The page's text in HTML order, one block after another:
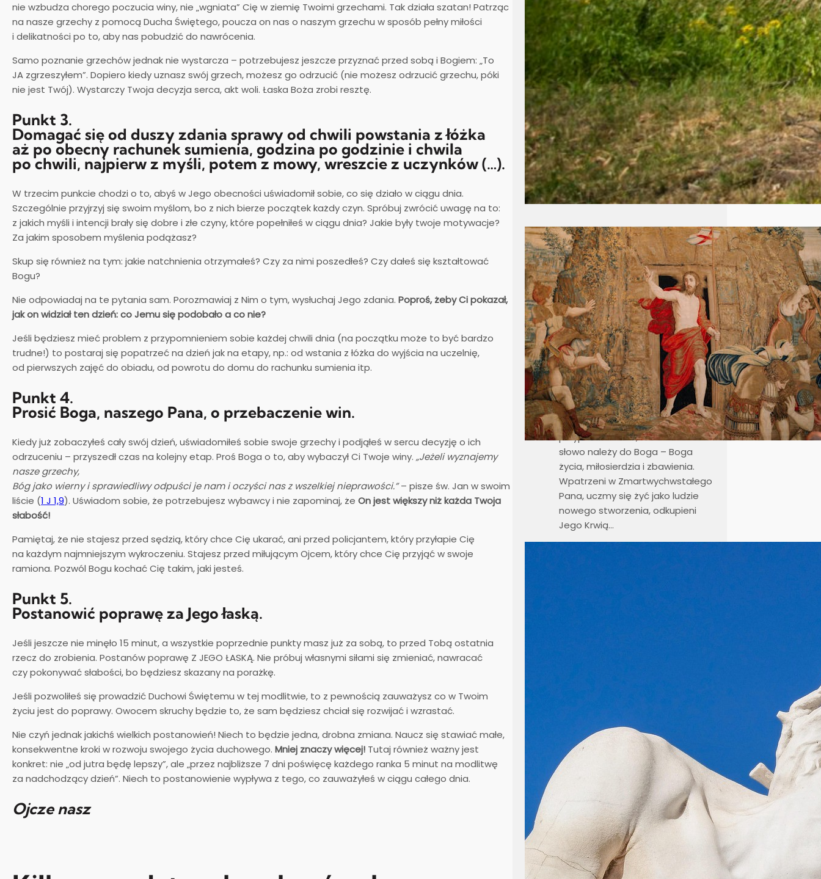
nie wzbudza chorego poczucia winy, nie „wgniata” Cię w ziemię Twoimi grzechami. Tak działa szatan! Patrząc
na nasze grzechy z pomocą Ducha Świętego, poucza on nas o naszym grzechu w sposób pełny miłości
i delikatności po to, aby nas pobudzić do nawrócenia.
Samo poznanie grzechów jednak nie wystarcza – potrzebujesz jeszcze przyznać przed sobą i Bogiem: „To
JA zgrzeszyłem”. Dopiero kiedy uznasz swój grzech, możesz go odrzucić (nie możesz odrzucić grzechu, póki
nie jest Twój). Wystarczy Twoja decyzja serca, akt woli. Łaska Boża zrobi resztę.
Punkt 3.
Domagać się od duszy zdania sprawy od chwili powstania z łóżka
aż po obecny rachunek sumienia, godzina po godzinie i chwila
po chwili, najpierw z myśli, potem z mowy, wreszcie z uczynków (…).
W trzecim punkcie chodzi o to, abyś w Jego obecności uświadomił sobie, co się działo w ciągu dnia.
Szczególnie przyjrzyj się swoim myślom, bo z nich bierze początek każdy czyn. Spróbuj zwrócić uwagę na to:
z jakich myśli i intencji brały się dobre i złe czyny, które popełniłeś w ciągu dnia? Jakie były twoje motywacje?
Za jakim sposobem myślenia podążasz?
Skup się również na tym: jakie natchnienia otrzymałeś? Czy za nimi poszedłeś? Czy dałeś się kształtować
Bogu?
Nie odpowiadaj na te pytania sam. Porozmawiaj z Nim o tym, wysłuchaj Jego zdania. Poproś, żeby Ci pokazał,
jak on widział ten dzień: co Jemu się podobało a co nie?
Jeśli będziesz mieć problem z przypomnieniem sobie każdej chwili dnia (na początku może to być bardzo
trudne!) to postaraj się popatrzeć na dzień jak na etapy, np.: od wstania z łóżka do wyjścia na uczelnię,
od pierwszych zajęć do obiadu, od powrotu do domu do rachunku sumienia itp.
Punkt 4.
Prosić Boga, naszego Pana, o przebaczenie win.
Kiedy już zobaczyłeś cały swój dzień, uświadomiłeś sobie swoje grzechy i podjąłeś w sercu decyzję o ich
odrzuceniu – przyszedł czas na kolejny etap. Proś Boga o to, aby wybaczył Ci Twoje winy. „Jeżeli wyznajemy
nasze grzechy,
Bóg jako wierny i sprawiedliwy odpuści je nam i oczyści nas z wszelkiej nieprawości.”– pisze św. Jan w swoim
liście (1 J 1,9). Uświadom sobie, że potrzebujesz wybawcy i nie zapominaj, że On jest większy niż każda Twoja
słabość!
Pamiętaj, że nie stajesz przed sędzią, który chce Cię ukarać, ani przed policjantem, który przyłapie Cię
na każdym najmniejszym wykroczeniu. Stajesz przed miłującym Ojcem, który chce Cię przyjąć w swoje
ramiona. Pozwól Bogu kochać Cię takim, jaki jesteś.
Punkt 5.
Postanowić poprawę za Jego łaską.
Jeśli jeszcze nie minęło 15 minut, a wszystkie poprzednie punkty masz już za sobą, to przed Tobą ostatnia
rzecz do zrobienia. Postanów poprawę Z JEGO ŁASKĄ. Nie próbuj własnymi siłami się zmieniać, nawracać
czy pokonywać słabości, bo będziesz skazany na porażkę.
Jeśli pozwoliłeś się prowadzić Duchowi Świętemu w tej modlitwie, to z pewnością zauważysz co w Twoim
życiu jest do poprawy. Owocem skruchy będzie to, że sam będziesz chciał się rozwijać i wzrastać.
Nie czyń jednak jakichś wielkich postanowień! Niech to będzie jedna, drobna zmiana. Naucz się stawiać małe,
konsekwentne kroki w rozwoju swojego życia duchowego. Mniej znaczy więcej! Tutaj również ważny jest
konkret: nie „od jutra będę lepszy”, ale „przez najbliższe 7 dni poświęcę każdego ranka 5 minut na modlitwę
za nadchodzący dzień”. Niech to postanowienie wypływa z tego, co zauważyłeś w ciągu całego dnia.
Ojcze nasz
Życzenia Wielkanocne 2026
Niech światło Zmartwychwstania
Pańskiego rozprasza wszelki mrok
naszych serc i umysłów. Chrystus,
który przeszedł przez śmierć
do życia, niech umacnia naszą
wiarę, odnawia nadzieję i rozpala
miłość, abyśmy każdego dnia
dawali świadectwo Jego
obecności w świecie.
Niech tajemnica pustego grobu
przypomina nam, że ostatnie
słowo należy do Boga – Boga
życia, miłosierdzia i zbawienia.
Wpatrzeni w Zmartwychwstałego
Pana, uczmy się żyć jako ludzie
nowego stworzenia, odkupieni
Jego Krwią…
Adoracja Najświętszego
Ciechanowczyka, Dąbczyna 12.00
– 13.00 Mieszkańcy Tworkowic,
Wojtkowic Glinnej, Dadów
i Starych 13.00 – 14.00 Dzieci
i Młodzież, Młodzież
przygotowująca się do przyjęcia
Sakramentu Bierzmowania 14.00 –
15.00 Mieszkańcy…